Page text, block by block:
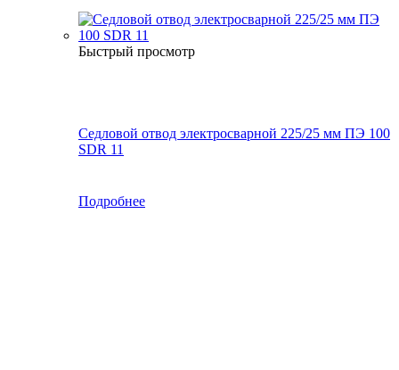
Быстрый просмотр
Седловой отвод электросварной 225/25 мм ПЭ 100
SDR 11
Подробнее